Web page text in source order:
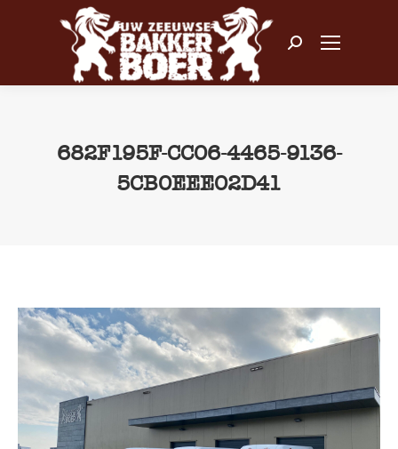
Zoeken:
682F195F-CC06-4465-9136-
5CB0EEE02D41